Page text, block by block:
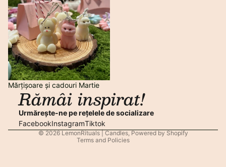
Mărțișoare și cadouri Martie
Rămâi inspirat!
Urmărește-ne pe rețelele de socializare
FacebookInstagramTiktok
© 2026 LemonRituals | Candles, Powered by Shopify
Terms and Policies
Privacy policy
Contact information
Refund policy
Shipping policy
Legal notice